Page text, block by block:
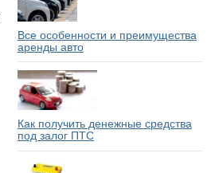
Все особенности и преимущества
аренды авто
Как получить денежные средства
под залог ПТС